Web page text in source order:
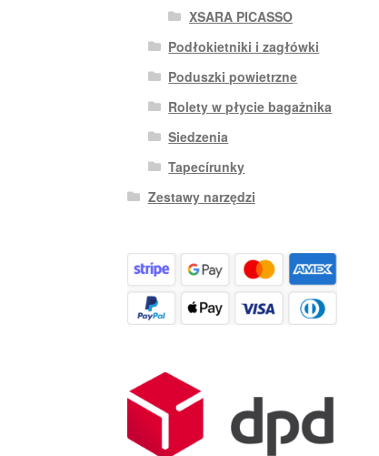
XSARA PICASSO
Podłokietniki i zagłówki
Poduszki powietrzne
Rolety w płycie bagażnika
Siedzenia
Tapecírunky
Zestawy narzędzi